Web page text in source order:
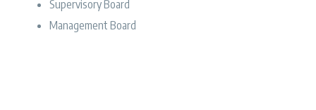
Supervisory Board
Management Board